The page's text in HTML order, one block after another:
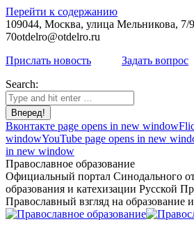
Перейти к содержанию
109044, Москва, улица Мельникова, 7/
70otdelro@otdelro.ru
Прислать новость
Задать вопрос
Search:
Вконтакте page opens in new window
windowYouTube page opens in new
in new window
Православное образование
Официальный портал Синодального
образования и катехизации Русской
Православный взгляд на образование